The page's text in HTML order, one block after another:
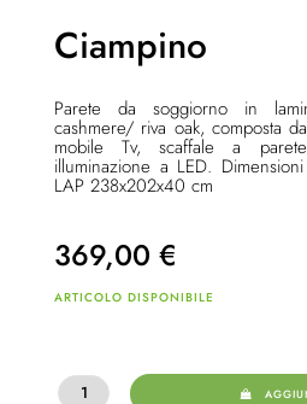
Ciampino
Parete da soggiorno in
cashmere/ riva oak, composta
mobile Tv, scaffale a
illuminazione a LED.
LAP 238x202x40 cm
369,00 €
ARTICOLO DISPONIBILE